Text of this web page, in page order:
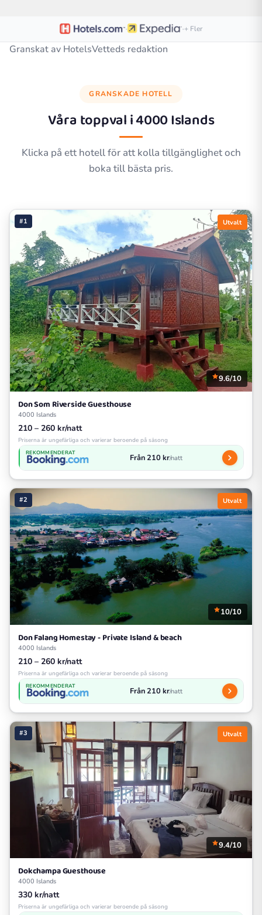
· ·+ Fler
Granskat av HotelsVetteds redaktion
GRANSKADE HOTELL
Våra toppval i4000 Islands
Klicka på ett hotell för att kolla tillgänglighet och
boka till bästa pris.
#1 Utvalt
9.6/10
Don Som Riverside Guesthouse
4000 Islands
210 – 260 kr/natt
Priserna är ungefärliga och varierar beroende på säsong
REKOMMENDERAT Från 210 kr/natt
#2 Utvalt
10/10
Don Falang Homestay - Private Island & beach
4000 Islands
210 – 260 kr/natt
Priserna är ungefärliga och varierar beroende på säsong
REKOMMENDERAT Från 210 kr/natt
#3 Utvalt
9.4/10
Dokchampa Guesthouse
4000 Islands
330 kr/natt
Priserna är ungefärliga och varierar beroende på säsong